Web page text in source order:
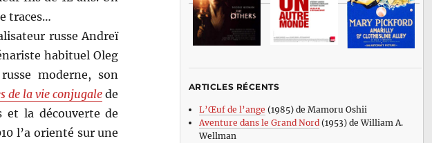
traces…
russe Andreï
habituel Oleg
moderne, son
de la vie conjugalede
et la découverte de
l’a orienté sur une
ARTICLES RÉCENTS
L’Œuf de l’ange (1985) de Mamoru Oshii
Aventure dans le Grand Nord(1953) de William A.
Wellman